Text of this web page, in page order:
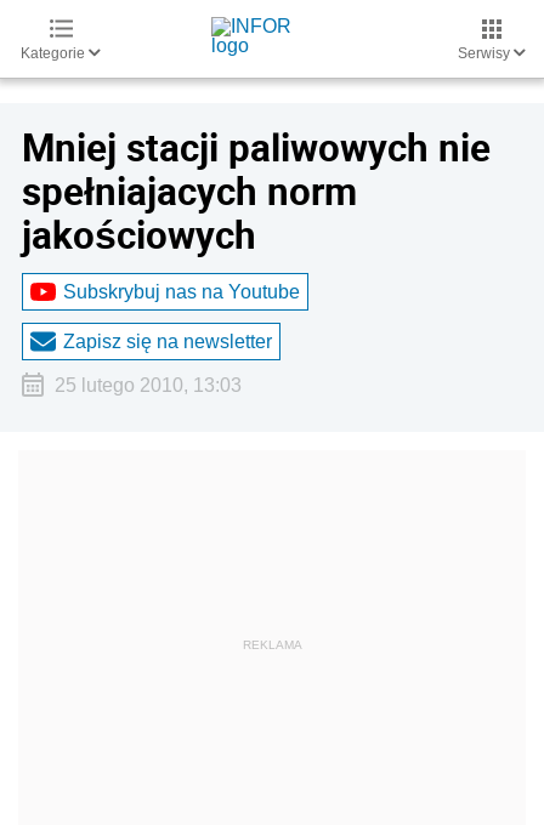
Kategorie Serwisy
Mniej stacji paliwowych nie
spełniajacych norm
jakościowych
Subskrybuj nas na Youtube
Zapisz się na newsletter
25 lutego 2010, 13:03